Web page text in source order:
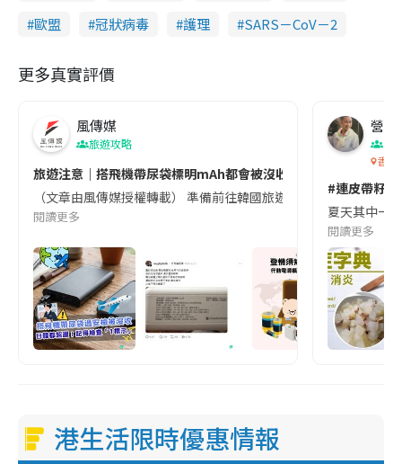
歐盟
冠狀病毒 護理 SARS－CoV－2
更多真實評價
風傳媒
旅遊攻略
旅遊注意｜搭飛機帶尿袋標明mAh都會被沒收😱出發前切記檢查
（文章由風傳媒授權轉載） 準備前往韓國旅遊的民眾，近期要
閱讀更多
營養
香港
#連皮帶籽
夏天其中一
閱讀更多
港生活限時優惠情報